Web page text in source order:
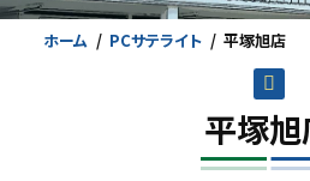
ホーム PCサテライト 平塚旭店
平塚